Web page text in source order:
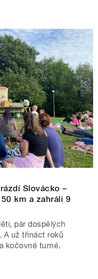
Slovácko –
km a zahráli 9
pár dospělých
A už třináct roků
kočovné turné.